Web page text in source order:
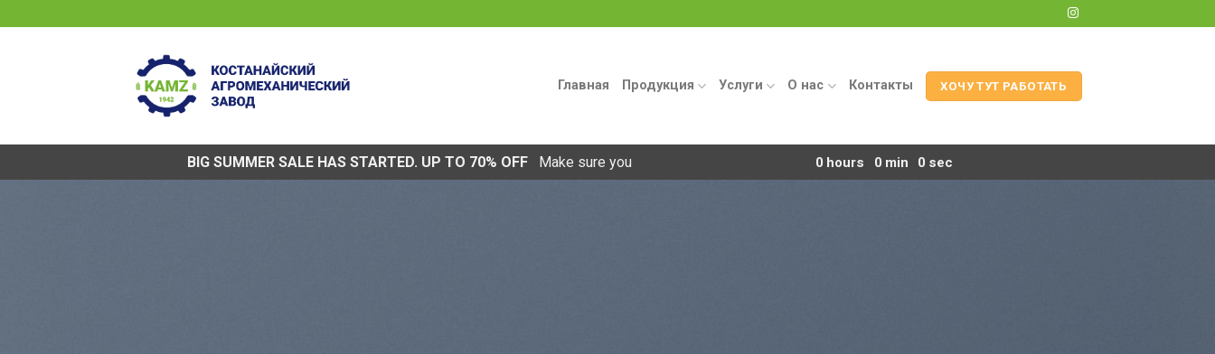
to
Главная Продукция Услуги О нас Контакты ХОЧУ ТУТ РАБОТАТЬ
BIG SUMMER SALE HAS STARTED. UP TO 70% OFF Make sure you 0 hours 0 min 0 sec